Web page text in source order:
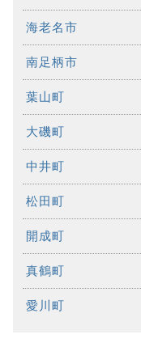
海老名市
南足柄市
葉山町
大磯町
中井町
松田町
開成町
真鶴町
愛川町